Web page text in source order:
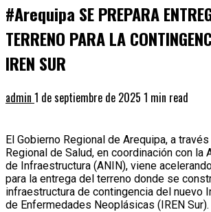
#Arequipa SE PREPARA
TERRENO PARA LA
IREN SUR
admin 1 de septiembre de 2025 1 min read
El Gobierno Regional de Arequipa, a
Regional de Salud, en coordinación con la
de Infraestructura (ANIN), viene
para la entrega del terreno donde se
infraestructura de contingencia del nuevo
de Enfermedades Neoplásicas (IREN Sur).